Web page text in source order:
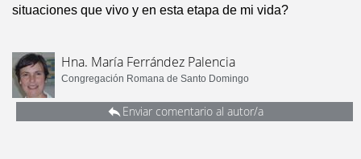
situaciones que vivo y en esta etapa de mi vida?
Hna. María Ferrández Palencia
Congregación Romana de Santo Domingo
Enviar comentario al autor/a